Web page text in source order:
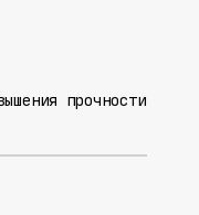
прочности